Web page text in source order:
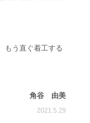
もう直ぐ着工する
角谷 由美
2021.5.29